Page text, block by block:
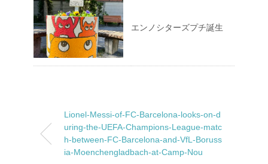
エンノシターズプチ誕生
Lionel-Messi-of-FC-Barcelona-looks-on-d
uring-the-UEFA-Champions-League-matc
h-between-FC-Barcelona-and-VfL-Boruss
ia-Moenchengladbach-at-Camp-Nou